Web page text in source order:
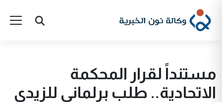
مستنداً لقرار المحكمة
الاتحادية.. طلب برلماني للزيدي